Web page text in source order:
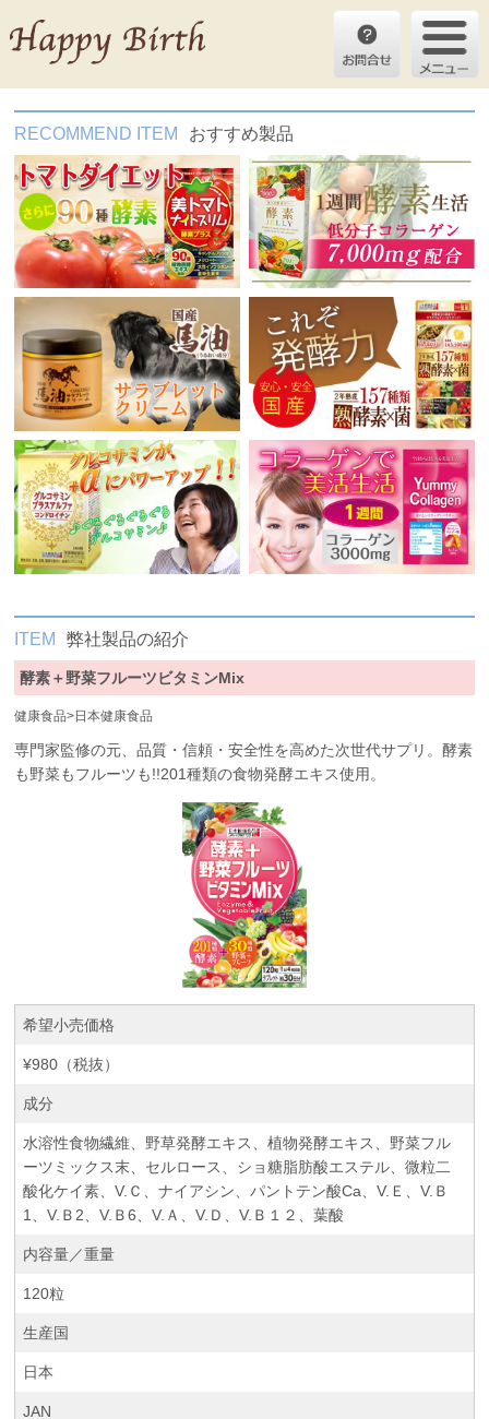
RECOMMEND ITEM おすすめ製品
ITEM 弊社製品の紹介
酵素＋野菜フルーツビタミンMix
健康食品>日本健康食品
専門家監修の元、品質・信頼・安全性を高めた次世代サプリ。酵素
も野菜もフルーツも!!201種類の食物発酵エキス使用。
希望小売価格
¥980（税抜）
成分
水溶性食物繊維、野草発酵エキス、植物発酵エキス、野菜フル
ーツミックス末、セルロース、ショ糖脂肪酸エステル、微粒二
酸化ケイ素、V.Ｃ、ナイアシン、パントテン酸Ca、V.Ｅ、V.Ｂ
1、V.Ｂ2、V.Ｂ6、V.Ａ、V.Ｄ、V.Ｂ１２、葉酸
内容量／重量
120粒
生産国
日本
JAN